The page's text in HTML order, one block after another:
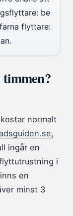
be
flyttare:
normalt
ingår en
i
en
minst 3